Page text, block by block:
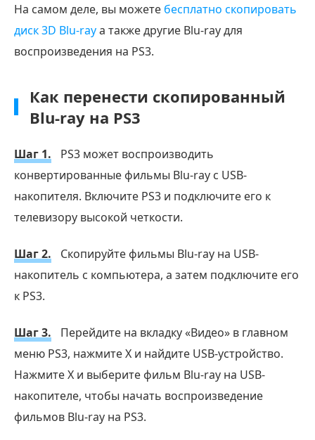
На самом деле, вы можете бесплатно скопировать
диск 3D Blu-rayа также другие Blu-ray для
воспроизведения на PS3.
Как перенести скопированный
Blu-ray на PS3
Шаг 1.
PS3 может воспроизводить
конвертированные фильмы Blu-ray с USB-
накопителя. Включите PS3 и подключите его к
телевизору высокой четкости.
Шаг 2.
Скопируйте фильмы Blu-ray на USB-
накопитель с компьютера, а затем подключите его
к PS3.
Шаг 3.
Перейдите на вкладку «Видео» в главном
меню PS3, нажмите X и найдите USB-устройство.
Нажмите X и выберите фильм Blu-ray на USB-
накопителе, чтобы начать воспроизведение
фильмов Blu-ray на PS3.